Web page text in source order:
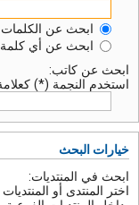
ابحث عن
ابحث عن أي كلمة
ابحث عن كاتب:
استخدم النجمة (*)
خيارات البحث
ابحث في المنتديات:
اختر المنتدى أو